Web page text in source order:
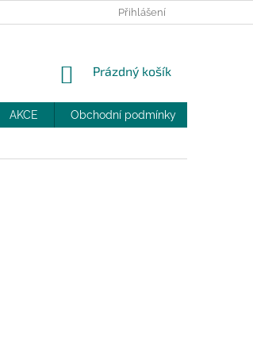
MOJE OBJEDNÁVKA
Přihlášení
NÁKUPNÍ
Prázdný košík
AKCE Obchodní podmínky